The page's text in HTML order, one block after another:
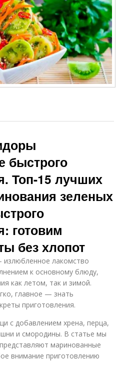
быстрого
Топ-15 лучших
зеленых
готовим
без хлопот
лакомство
к основному блюду,
как летом, так и зимой.
главное — знать
приготовления.
с добавлением хрена, перца,
и смородины. В статье мы
маринованные
внимание приготовлению